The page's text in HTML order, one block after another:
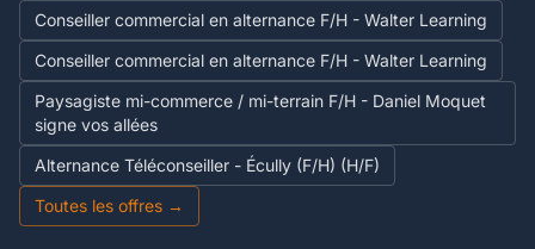
Conseiller commercial en alternance F/H - Walter Learning
Conseiller commercial en alternance F/H - Walter Learning
Paysagiste mi-commerce / mi-terrain F/H - Daniel Moquet
signe vos allées
Alternance Téléconseiller - Écully (F/H) (H/F)
Toutes les offres →